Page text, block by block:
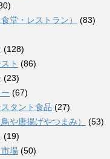
堂・レストラン）
(83)
(128)
ト (86)
(23)
(67)
タント食品 (27)
や唐揚げやつまみ）
(53)
(19)
場 (50)